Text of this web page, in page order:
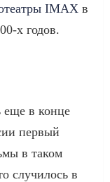
IMAX в
х годов.
еще в конце
первый
в таком
случилось в